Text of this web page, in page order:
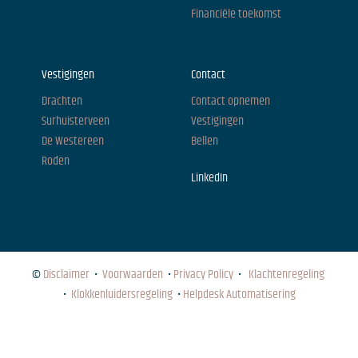
Financiële toekomst
Vestigingen
Drachten
Surhuisterveen
De Westereen
Roden
Contact
Contact opnemen
Vestigingen
Bellen
LinkedIn
©Disclaimer• Voorwaarden •Privacy Policy• Klachtenregeling
• Klokkenluidersregeling•Helpdesk Automatisering